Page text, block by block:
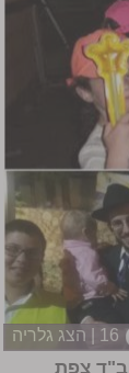
16 | הצג גלריה
צפת